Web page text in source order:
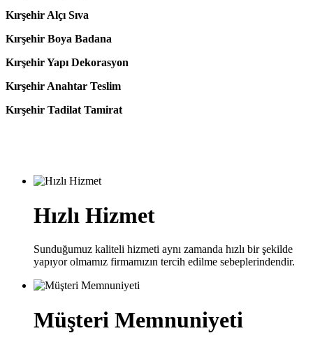
Kırşehir Alçı Sıva
Kırşehir Boya Badana
Kırşehir Yapı Dekorasyon
Kırşehir Anahtar Teslim
Kırşehir Tadilat Tamirat
Hızlı Hizmet
Sunduğumuz kaliteli hizmeti aynı zamanda hızlı bir şekilde
yapıyor olmamız firmamızın tercih edilme sebeplerindendir.
Müşteri Memnuniyeti